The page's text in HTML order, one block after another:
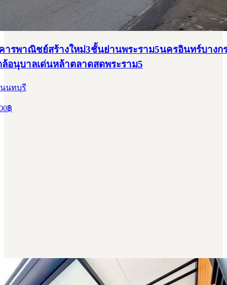
ารพาณิชย์สร้างใหม่3ชั้นย่านพระราม5นครอินทร์บางก
อนุบาลเด่นหล้าตลาดสดพระราม5
นนทบุรี
฿